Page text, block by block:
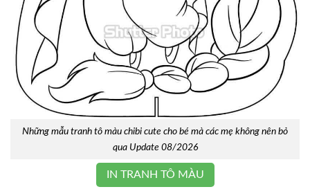
Những mẫu tranh tô màu chibi cute cho bé mà các mẹ không nên bỏ
qua Update 08/2026
IN TRANH TÔ MÀU